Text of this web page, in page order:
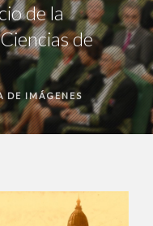
de la
de
DE IMÁGENES